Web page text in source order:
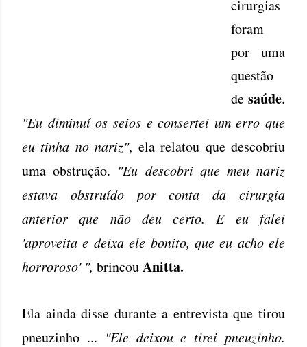
cirurgias
foram
por uma
questão
de saúde.
"Eu diminuí os seios e consertei um erro que
eu tinha no nariz", ela relatou que descobriu
uma obstrução. "Eu descobri que meu nariz
estava obstruído por conta da cirurgia
anterior que não deu certo. E eu falei
'aproveita e deixa ele bonito, que eu acho ele
horroroso' ", brincouAnitta.
Ela ainda disse durante a entrevista que tirou
pneuzinho ... "Ele deixou e tirei pneuzinho.